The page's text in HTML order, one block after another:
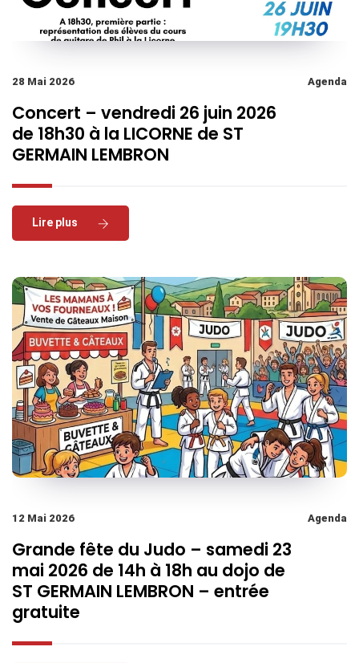
28 Mai 2026 Agenda
Concert – vendredi 26 juin 2026
de 18h30 à la LICORNE de ST
GERMAIN LEMBRON
Read More
12 Mai 2026 Agenda
Grande fête du Judo – samedi 23
mai 2026 de 14h à 18h au dojo de
ST GERMAIN LEMBRON – entrée
gratuite